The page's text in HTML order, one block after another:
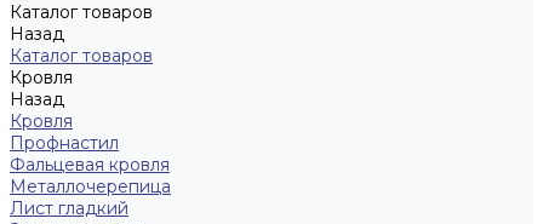
Каталог товаров
Назад
Каталог товаров
Кровля
Назад
Кровля
Профнастил
Фальцевая кровля
Металлочерепица
Лист гладкий